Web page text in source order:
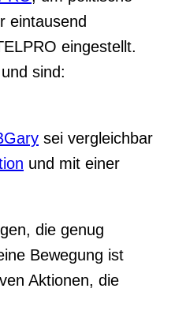
eintausend
eingestellt.
sind:
sei vergleichbar
und mit einer
die genug
Bewegung ist
Aktionen, die